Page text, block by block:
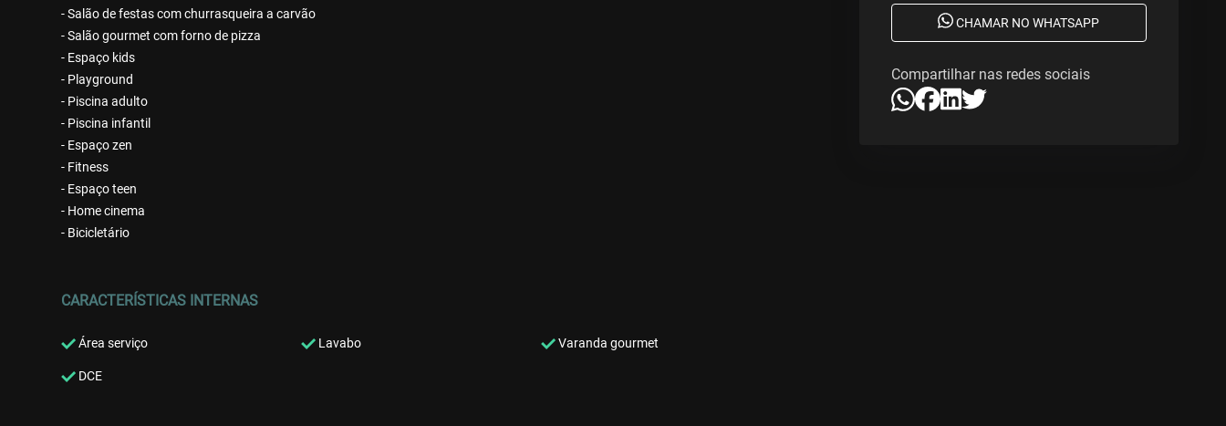
- Salão de festas com churrasqueira a carvão
- Salão gourmet com forno de pizza
- Espaço kids
- Playground
- Piscina adulto
- Piscina infantil
- Espaço zen
- Fitness
- Espaço teen
- Home cinema
- Bicicletário
CARACTERÍSTICAS INTERNAS
Área serviço Lavabo Varanda gourmet
DCE
CHAMAR NO WHATSAPP
Compartilhar nas redes sociais